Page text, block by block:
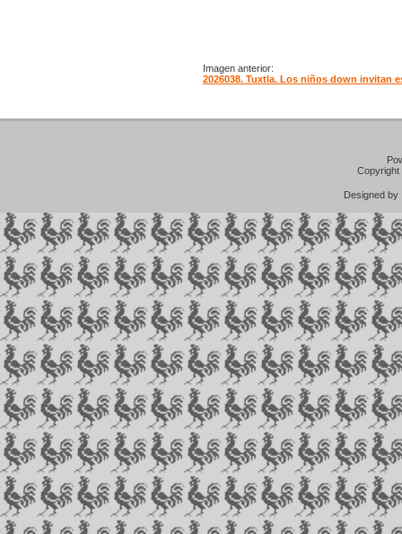
Imagen anterior:
2026038. Tuxtla. Los niños down invitan
Designed